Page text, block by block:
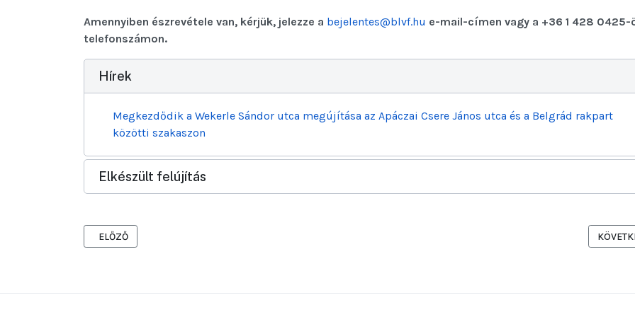
Amennyiben észrevétele van, kérjük, jelezze a bejelentes@blvf.hu e-mail-címen vagy a +36 1 428 0425-
telefonszámon.
Hírek
Megkezdődik a Wekerle Sándor utca megújítása az Apáczai Csere János utca és a Belgrád rakpart
közötti szakaszon
Elkészült felújítás
ELŐZŐ CIKK: SZABADSÁG TÉRI JÁTSZÓTÉR FEJLESZTÉSE
ELŐZŐ